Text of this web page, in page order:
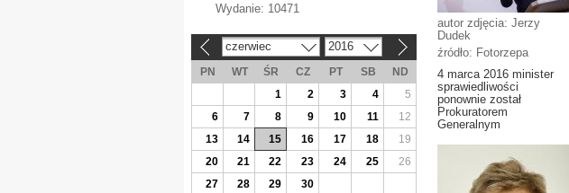
autor zdjęcia: Jerzy
Dudek
źródło: Fotorzepa
4 marca 2016 minister
sprawiedliwości
ponownie został
Prokuratorem
Generalnym
Wydanie: 10471
czerwiec 2016
PN WT ŚR CZ PT SB
ND
1
2 3 4
5
6
7 8 9 10 11
12
13
14 15 16 17 18
19
20
21 22 23 24 25
26
27
28 29 30